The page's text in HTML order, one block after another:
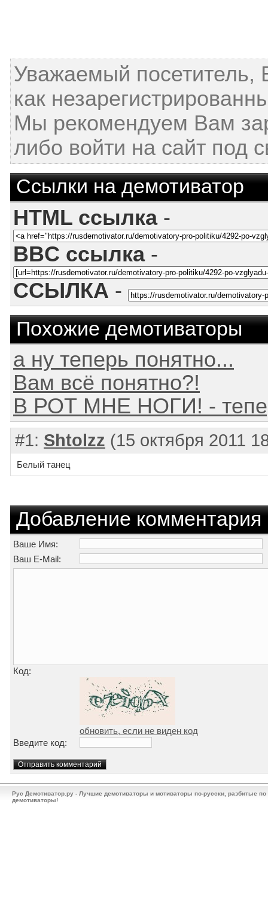
Уважаемый посетитель,
как
Мы рекомендуем Вам
либо войти на сайт под
Ссылки на демотиватор
HTML ссылка-
BBC ссылка-
ССЫЛКА -
Похожие демотиваторы
а ну теперь понятно...
Вам всё понятно?!
В РОТ МНЕ НОГИ! -
#1: Shtolzz (15 октября 2011
Белый танец
Добавление комментария
Ваше Имя:
Ваш E-Mail:
Код:
обновить, если не виден код
Введите код:
Рус Демотиватор.ру - Лучшие демотиваторы и мотиваторы по-русски, разбитые
демотиваторы!